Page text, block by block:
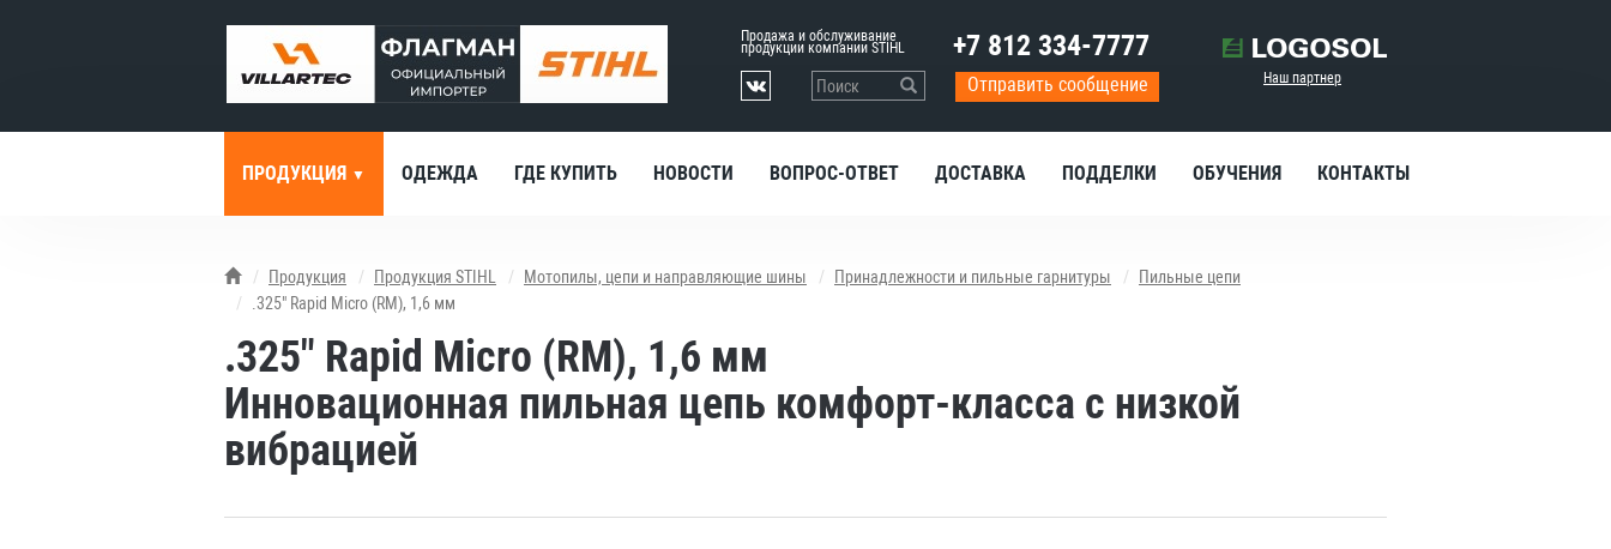
Продажа и обслуживание
продукции компании STIHL +7 812 334-7777
Отправить сообщение Наш партнер
ПРОДУКЦИЯ ОДЕЖДА ГДЕ КУПИТЬ НОВОСТИ ВОПРОС-ОТВЕТ ДОСТАВКА ПОДДЕЛКИ ОБУЧЕНИЯ КОНТАКТЫ
Продукция Продукция STIHL Мотопилы, цепи и направляющие шины Принадлежности и пильные гарнитуры
Пильные цепи
.325" Rapid Micro (RM), 1,6 мм
.325" Rapid Micro (RM), 1,6 мм
Инновационная пильная цепь комфорт-класса с низкой
вибрацией